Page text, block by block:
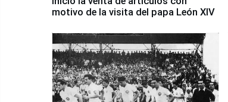
motivo de la visita del papa León XIV